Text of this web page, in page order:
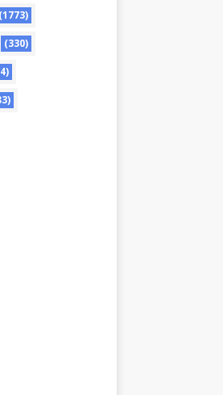
(1773)
(330)